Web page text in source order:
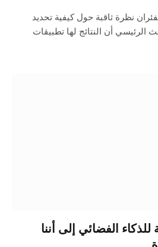
نظرة ثاقبة حول كيفية تحديد
الرئيسي أن النتائج لها تطبيقات
الفضائي إلى أننا